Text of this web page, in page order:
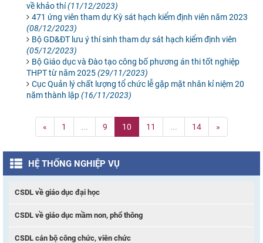
về khảo thí(11/12/2023)
471 ứng viên tham dự Kỳ sát hạch kiểm định viên năm 2023
(08/12/2023)
Bộ GD&ĐT lưu ý thí sinh tham dự sát hạch kiểm định viên
(05/12/2023)
Bộ Giáo dục và Đào tạo công bố phương án thi tốt nghiệp
THPT từ năm 2025(29/11/2023)
Cục Quản lý chất lượng tổ chức lễ gặp mặt nhân kỉ niệm 20
năm thành lập(16/11/2023)
« 1 ... 9 10 11 ... 14 »
HỆ THỐNG NGHIỆP VỤ
CSDL về giáo dục đại học
CSDL về giáo dục mầm non, phổ thông
CSDL cán bộ công chức, viên chức